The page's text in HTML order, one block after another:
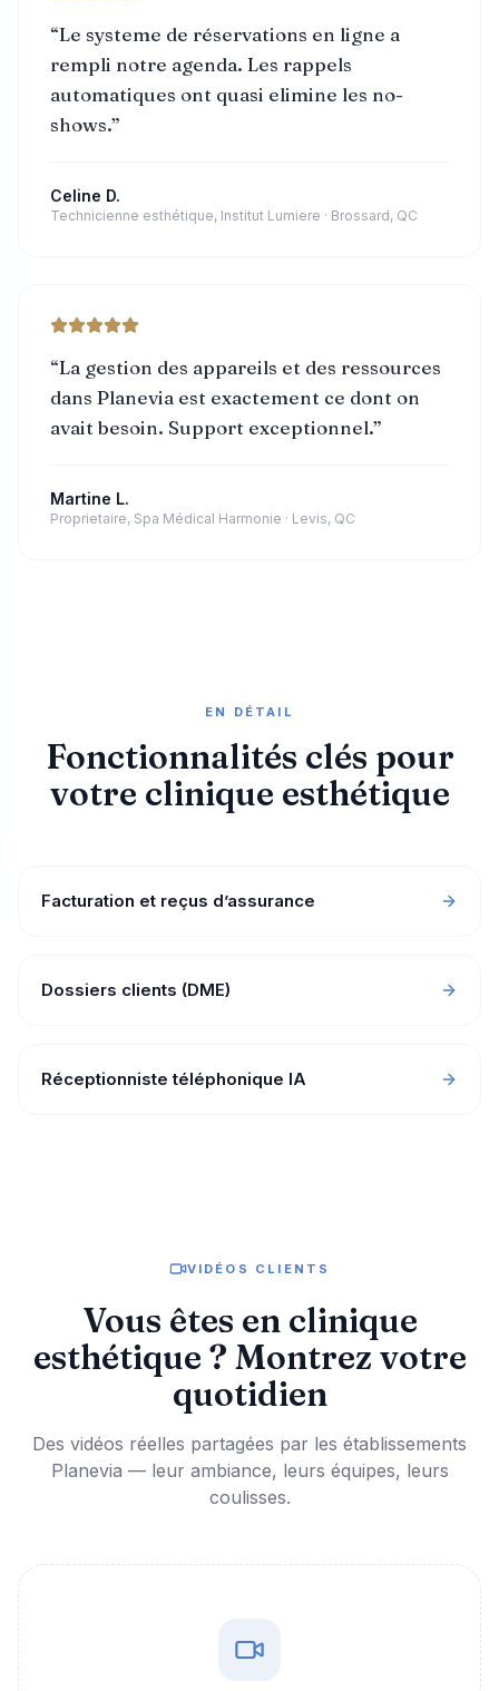
“Le systeme de réservations en ligne a
rempli notre agenda. Les rappels
automatiques ont quasi elimine les no-
shows.”
Celine D.
Technicienne esthétique, Institut Lumiere · Brossard, QC
“La gestion des appareils et des ressources
dans Planevia est exactement ce dont on
avait besoin. Support exceptionnel.”
Martine L.
Proprietaire, Spa Médical Harmonie · Levis, QC
EN DÉTAIL
Fonctionnalités clés pour
votre clinique esthétique
Facturation et reçus d’assurance
Dossiers clients (DME)
Réceptionniste téléphonique IA
VIDÉOS CLIENTS
Vous êtes en clinique
esthétique ? Montrez votre
quotidien
Des vidéos réelles partagées par les établissements
Planevia — leur ambiance, leurs équipes, leurs
coulisses.